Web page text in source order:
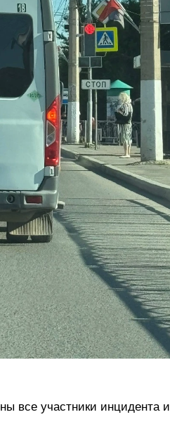
все участники инцидента и